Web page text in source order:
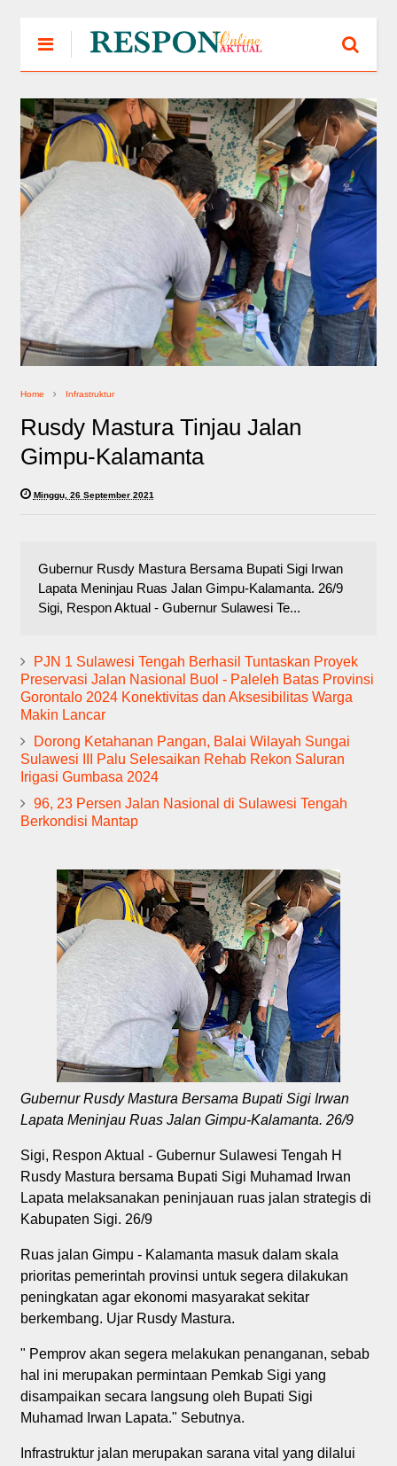
Home Infrastruktur
Rusdy Mastura Tinjau Jalan
Gimpu-Kalamanta
Minggu, 26 September 2021
Gubernur Rusdy Mastura Bersama Bupati Sigi Irwan
Lapata Meninjau Ruas Jalan Gimpu-Kalamanta. 26/9
Sigi, Respon Aktual - Gubernur Sulawesi Te...
PJN 1 Sulawesi Tengah Berhasil Tuntaskan Proyek
Preservasi Jalan Nasional Buol - Paleleh Batas Provinsi
Gorontalo 2024 Konektivitas dan Aksesibilitas Warga
Makin Lancar
Dorong Ketahanan Pangan, Balai Wilayah Sungai
Sulawesi III Palu Selesaikan Rehab Rekon Saluran
Irigasi Gumbasa 2024
96, 23 Persen Jalan Nasional di Sulawesi Tengah
Berkondisi Mantap
Gubernur Rusdy Mastura Bersama Bupati Sigi Irwan
Lapata Meninjau Ruas Jalan Gimpu-Kalamanta. 26/9
Sigi, Respon Aktual - Gubernur Sulawesi Tengah H
Rusdy Mastura bersama Bupati Sigi Muhamad Irwan
Lapata melaksanakan peninjauan ruas jalan strategis di
Kabupaten Sigi. 26/9
Ruas jalan Gimpu - Kalamanta masuk dalam skala
prioritas pemerintah provinsi untuk segera dilakukan
peningkatan agar ekonomi masyarakat sekitar
berkembang. Ujar Rusdy Mastura.
" Pemprov akan segera melakukan penanganan, sebab
hal ini merupakan permintaan Pemkab Sigi yang
disampaikan secara langsung oleh Bupati Sigi
Muhamad Irwan Lapata." Sebutnya.
Infrastruktur jalan merupakan sarana vital yang dilalui